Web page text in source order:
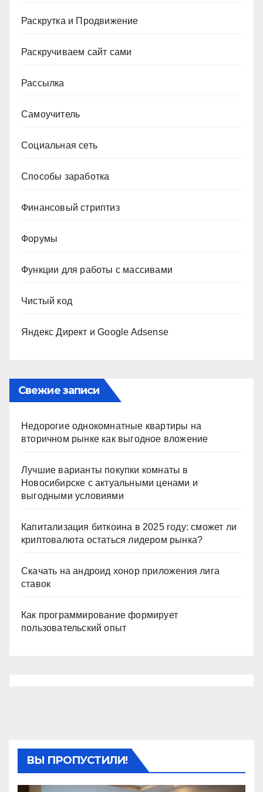
Раскрутка и Продвижение
Раскручиваем сайт сами
Рассылка
Самоучитель
Социальная сеть
Способы заработка
Финансовый стриптиз
Форумы
Функции для работы с массивами
Чистый код
Яндекс Директ и Google Adsense
Свежие записи
Недорогие однокомнатные квартиры на
вторичном рынке как выгодное вложение
Лучшие варианты покупки комнаты в
Новосибирске с актуальными ценами и
выгодными условиями
Капитализация биткоина в 2025 году: сможет ли
криптовалюта остаться лидером рынка?
Скачать на андроид хонор приложения лига
ставок
Как программирование формирует
пользовательский опыт
ВЫ ПРОПУСТИЛИ!